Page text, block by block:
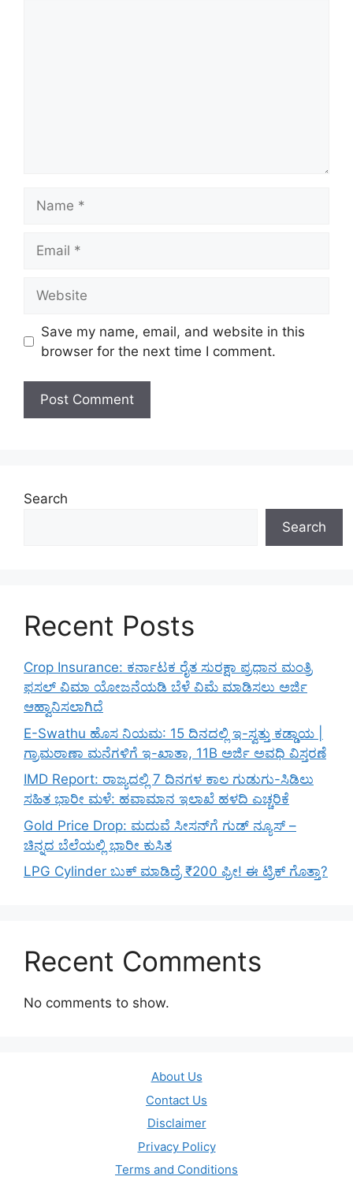
Save my name, email, and website in this
browser for the next time I comment.
Search
Search
Recent Posts
Crop Insurance: ಕರ್ನಾಟಕ ರೈತ ಸುರಕ್ಷಾ ಪ್ರಧಾನ ಮಂತ್ರಿ
ಫಸಲ್ ವಿಮಾ ಯೋಜನೆಯಡಿ ಬೆಳೆ ವಿಮೆ ಮಾಡಿಸಲು ಅರ್ಜಿ
ಆಹ್ವಾನಿಸಲಾಗಿದೆ
E-Swathu ಹೊಸ ನಿಯಮ: 15 ದಿನದಲ್ಲಿ ಇ-ಸ್ವತ್ತು ಕಡ್ಡಾಯ |
ಗ್ರಾಮಠಾಣಾ ಮನೆಗಳಿಗೆ ಇ-ಖಾತಾ, 11B ಅರ್ಜಿ ಅವಧಿ ವಿಸ್ತರಣೆ
IMD Report: ರಾಜ್ಯದಲ್ಲಿ 7 ದಿನಗಳ ಕಾಲ ಗುಡುಗು-ಸಿಡಿಲು
ಸಹಿತ ಭಾರೀ ಮಳೆ: ಹವಾಮಾನ ಇಲಾಖೆ ಹಳದಿ ಎಚ್ಚರಿಕೆ
Gold Price Drop: ಮದುವೆ ಸೀಸನ್‌ಗೆ ಗುಡ್ ನ್ಯೂಸ್ –
ಚಿನ್ನದ ಬೆಲೆಯಲ್ಲಿ ಭಾರೀ ಕುಸಿತ
LPG Cylinder ಬುಕ್ ಮಾಡಿದ್ರೆ ₹200 ಫ್ರೀ! ಈ ಟ್ರಿಕ್ ಗೊತ್ತಾ?
Recent Comments
No comments to show.
About Us
Contact Us
Disclaimer
Privacy Policy
Terms and Conditions